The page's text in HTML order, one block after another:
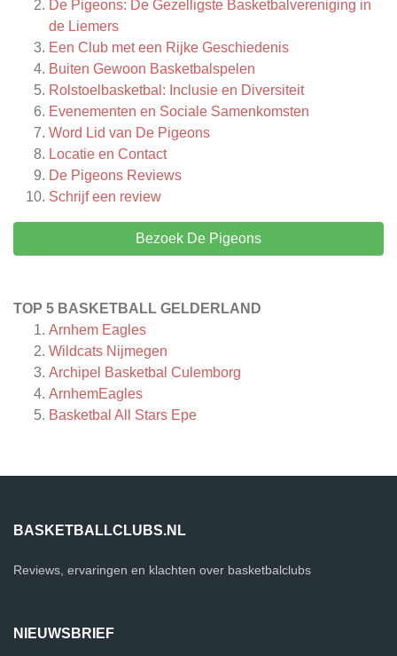
De Pigeons: De Gezelligste Basketbalvereniging in
de Liemers
Een Club met een Rijke Geschiedenis
Buiten Gewoon Basketbalspelen
Rolstoelbasketbal: Inclusie en Diversiteit
Evenementen en Sociale Samenkomsten
Word Lid van De Pigeons
Locatie en Contact
De Pigeons Reviews
Schrijf een review
Bezoek De Pigeons
TOP 5 BASKETBALL GELDERLAND
Arnhem Eagles
Wildcats Nijmegen
Archipel Basketbal Culemborg
ArnhemEagles
Basketbal All Stars Epe
BASKETBALLCLUBS.NL
Reviews, ervaringen en klachten over basketbalclubs
NIEUWSBRIEF